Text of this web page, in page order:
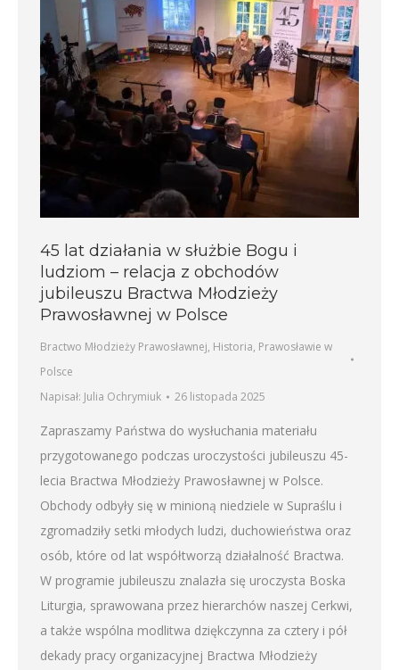
45 lat działania w służbie Bogu i
ludziom – relacja z obchodów
jubileuszu Bractwa Młodzieży
Prawosławnej w Polsce
Bractwo Młodzieży Prawosławnej, Historia, Prawosławie w
Polsce
Napisał: Julia Ochrymiuk 26 listopada 2025
Zapraszamy Państwa do wysłuchania materiału
przygotowanego podczas uroczystości jubileuszu 45-
lecia Bractwa Młodzieży Prawosławnej w Polsce.
Obchody odbyły się w minioną niedziele w Supraślu i
zgromadziły setki młodych ludzi, duchowieństwa oraz
osób, które od lat współtworzą działalność Bractwa.
W programie jubileuszu znalazła się uroczysta Boska
Liturgia, sprawowana przez hierarchów naszej Cerkwi,
a także wspólna modlitwa dziękczynna za cztery i pół
dekady pracy organizacyjnej Bractwa Młodzieży